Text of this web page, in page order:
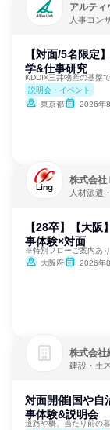
アルティ
人事コン
【対面/5名限定
学&仕事研究
KDDI×三井物産の基盤
説明会・イベント
東京都
2026年
株式会社
人材派遣
【28卒】【大
事体験×対面
※特別フローご案内あ
大阪府
2026年
株式会社
建設・土
対面開催|国や自
事体験&説明会